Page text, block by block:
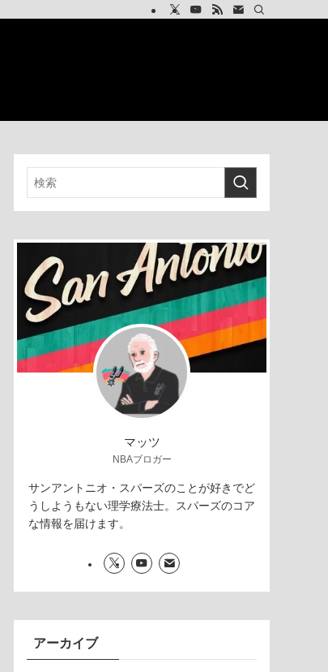
マッツ
NBAブロガー
サンアントニオ・スパーズのことが好きでど
うしようもない理学療法士。スパーズのコア
な情報を届けます。
アーカイブ